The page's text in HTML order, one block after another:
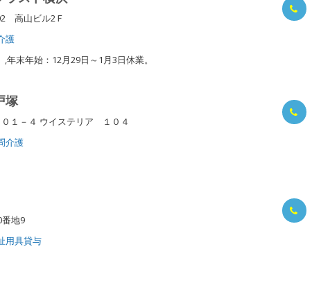
高山ビル2Ｆ
護
末年始：12月29日～1月3日休業。
塚
１－４ ウイステリア １０４
介護
番地9
用具貸与